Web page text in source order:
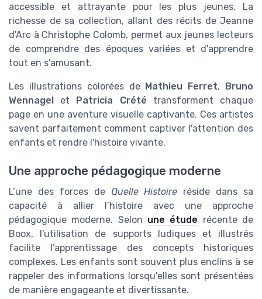
accessible et attrayante pour les plus jeunes. La
richesse de sa collection, allant des récits de Jeanne
d'Arc à Christophe Colomb, permet aux jeunes lecteurs
de comprendre des époques variées et d'apprendre
tout en s'amusant.
Les illustrations colorées de Mathieu Ferret, Bruno
Wennagel et Patricia Crété transforment chaque
page en une aventure visuelle captivante. Ces artistes
savent parfaitement comment captiver l'attention des
enfants et rendre l'histoire vivante.
Une approche pédagogique moderne
L’une des forces de Quelle Histoire réside dans sa
capacité à allier l’histoire avec une approche
pédagogique moderne. Selon une étude récente de
Boox, l'utilisation de supports ludiques et illustrés
facilite l’apprentissage des concepts historiques
complexes. Les enfants sont souvent plus enclins à se
rappeler des informations lorsqu'elles sont présentées
de manière engageante et divertissante.